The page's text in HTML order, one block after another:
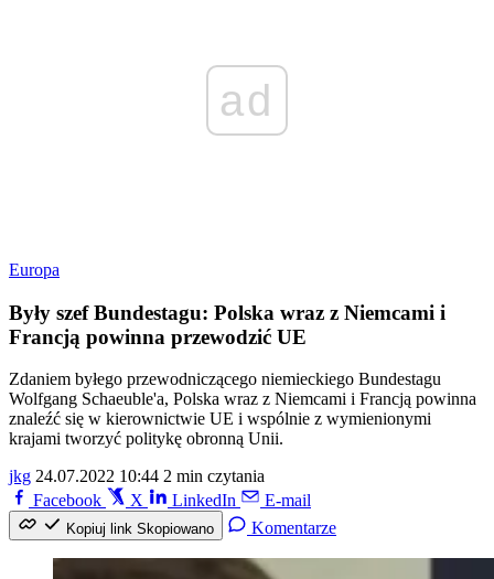
ad
Europa
Były szef Bundestagu: Polska wraz z Niemcami i
Francją powinna przewodzić UE
Zdaniem byłego przewodniczącego niemieckiego Bundestagu
Wolfgang Schaeuble'a, Polska wraz z Niemcami i Francją powinna
znaleźć się w kierownictwie UE i wspólnie z wymienionymi
krajami tworzyć politykę obronną Unii.
jkg 24.07.2022 10:44 2 min czytania
Facebook
X LinkedIn E-mail
Kopiuj link Skopiowano Komentarze